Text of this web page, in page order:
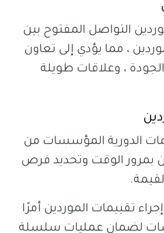
التواصل المفتوح بين
، مما يؤدي إلى تعاون
، وعلاقات طويلة
الدورية المؤسسات من
بمرور الوقت وتحديد فرص
تقييمات الموردين أمرًا
لضمان عمليات سلسلة